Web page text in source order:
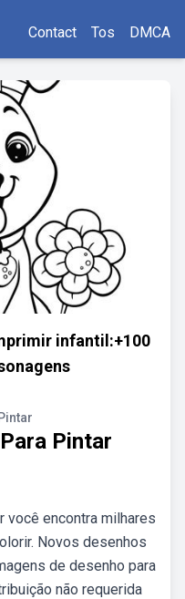
Contact Tos DMCA
infantil:+100
Pintar
você encontra milhares
Novos desenhos
de desenho para
não requerida